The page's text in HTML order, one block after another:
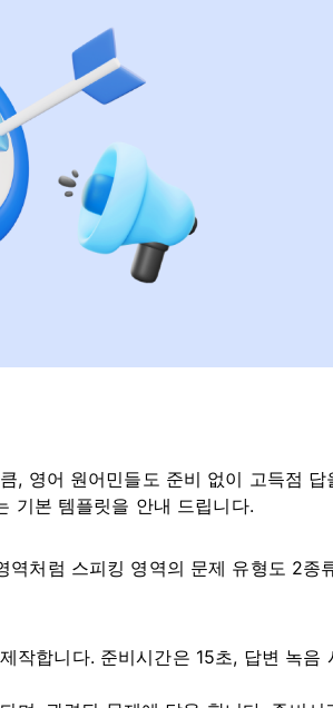
, 영어 원어민들도 준비 없이 고득점 답
기본 템플릿을 안내 드립니다.
역처럼 스피킹 영역의 문제 유형도 2종
작합니다. 준비시간은 15초, 답변 녹음